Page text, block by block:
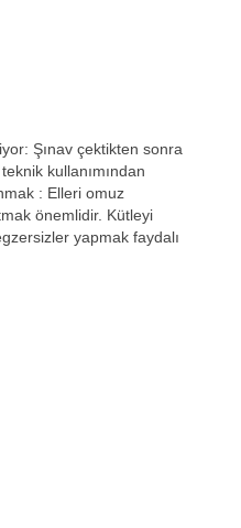
Şınav çektikten sonra
kullanımından
: Elleri omuz
önemlidir. Kütleyi
yapmak faydalı